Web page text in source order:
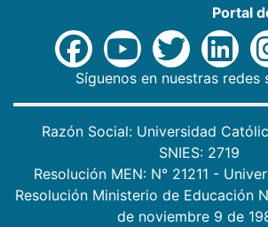
Portal
Síguenos en nuestras redes
Razón Social: Universidad
SNIES: 2719
Resolución MEN: N° 21211 -
Resolución Ministerio de Educación
de noviembre 9 de